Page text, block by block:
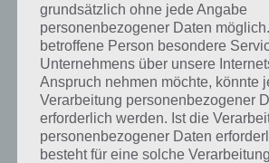
grundsätzlich ohne jede Angabe
personenbezogener Daten
betroffene Person besondere
Unternehmens über unsere
Anspruch nehmen möchte, könnte
Verarbeitung personenbezogener
erforderlich werden. Ist die
personenbezogener Daten
besteht für eine solche